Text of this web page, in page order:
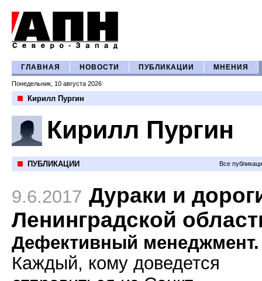
ГЛАВНАЯ НОВОСТИ ПУБЛИКАЦИИ МНЕНИЯ
Понедельник, 10 августа 2026
Кирилл Пургин
Кирилл Пургин
ПУБЛИКАЦИИ Все
9.6.2017 Дураки и
Ленинградской
Дефективный менеджмент.
Каждый, кому доведется